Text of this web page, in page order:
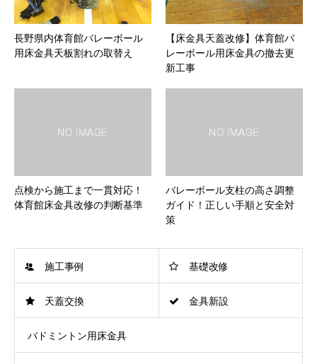
長野県内体育館バレーボール
用床金具天板割れの取替え
【床金具天蓋改修】体育館バ
レーボール用床金具の撤去更
新工事
点検から施工まで一貫対応！
体育館床金具改修の判断基準
バレーボール支柱の高さ調整
ガイド！正しい手順と安全対
策
施工事例 基礎改修
天蓋交換 金具新設
バドミントン用床金具